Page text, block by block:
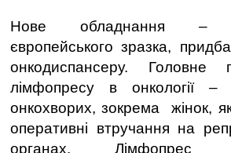
Нове обладнання –
європейського зразка,
онкодиспансеру. Головне
лімфопресу в онкології –
онкохворих, зокрема жінок,
оперативні втручання на
органах.